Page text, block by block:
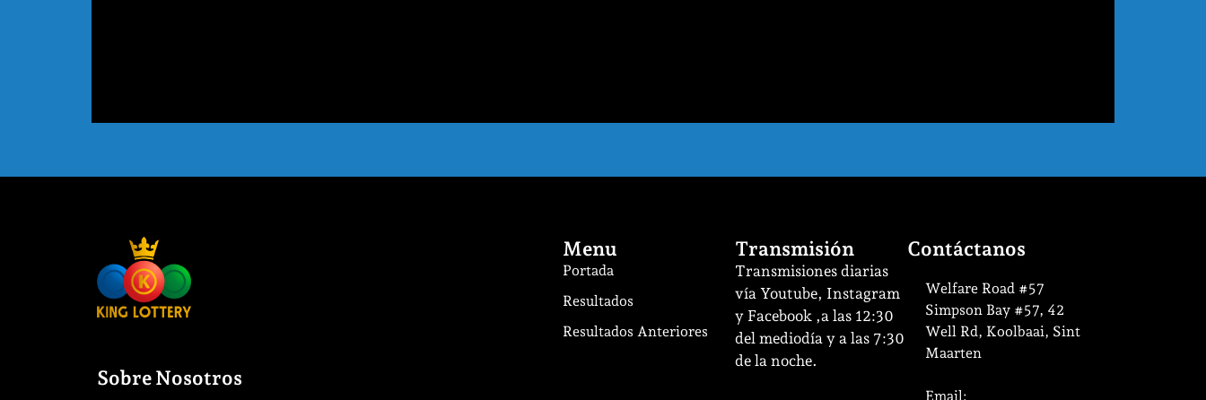
Sobre Nosotros
Menu
Portada
Resultados
Resultados Anteriores
Transmisión
Transmisiones diarias
vía Youtube, Instagram
y Facebook ,a las 12:30
del mediodía y a las 7:30
de la noche.
Contáctanos
Welfare Road #57
Simpson Bay #57, 42
Well Rd, Koolbaai, Sint
Maarten
Email: